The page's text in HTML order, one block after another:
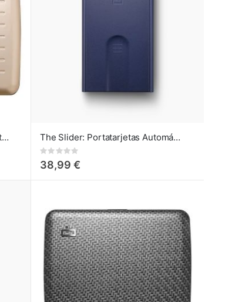
Ögon Designs Smart Case Wallet Cartera Grande Rose-Gold The Slider: Portatarjetas Automático de Crédito Navy blue
Rating:
38,99 €